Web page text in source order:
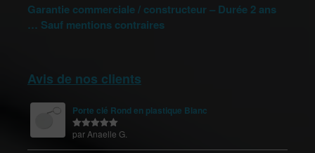
Garantie commerciale / constructeur – Durée 2 ans
… Sauf mentions contraires
Avis de nos clients
Porte clé Rond en plastique Blanc
Note5sur
par Anaelle G.